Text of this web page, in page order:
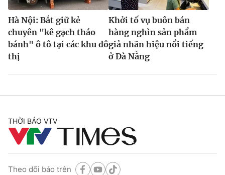
Hà Nội: Bắt giữ kẻ
chuyên "kê gạch tháo
bánh" ô tô tại các khu đô
thị
Khởi tố vụ buôn bán
hàng nghìn sản phẩm
giả nhãn hiệu nổi tiếng
ở Đà Nẵng
THỜI BÁO VTV
Theo dõi báo trên